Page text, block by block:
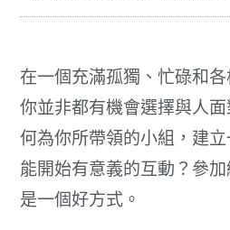
在一個充滿孤獨、忙碌和各
你並非都有機會選擇與人
何為你所帶領的小組，建
能開始有意義的互動？參
是一個好方式。